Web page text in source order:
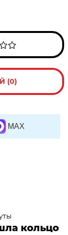
(0)
MAX
кольцо